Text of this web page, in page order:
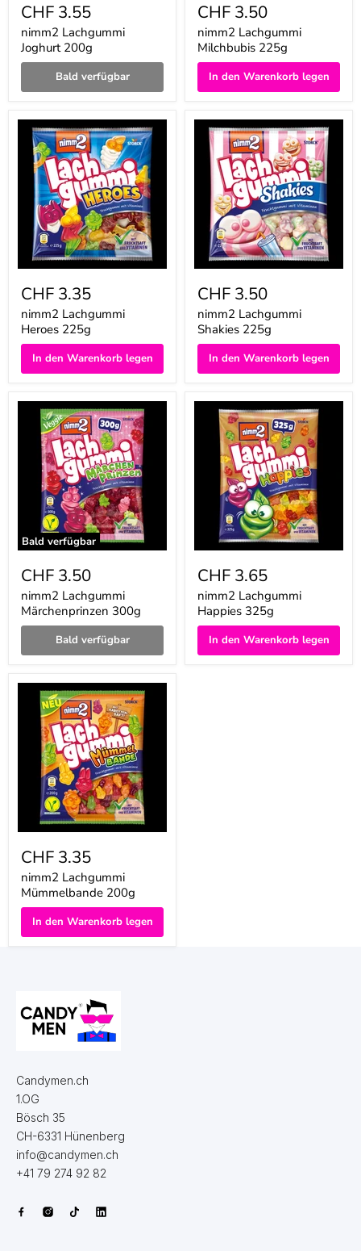
CHF 3.55
nimm2 Lachgummi
Joghurt 200g
Bald verfügbar
CHF 3.50
nimm2 Lachgummi
Milchbubis 225g
In den Warenkorb legen
nimm2
Lachgummi
Heroes
225g
CHF 3.35
nimm2 Lachgummi
Heroes 225g
In den Warenkorb legen
nimm2
Lachgummi
Shakies
225g
CHF 3.50
nimm2 Lachgummi
Shakies 225g
In den Warenkorb legen
Bald verfügbar
nimm2
Lachgummi
Märchenprinzen
300g
CHF 3.50
nimm2 Lachgummi
Märchenprinzen 300g
Bald verfügbar
nimm2
Lachgummi
Happies
CHF 3.65
nimm2 Lachgummi
Happies 325g
In den Warenkorb legen
nimm2
Lachgummi
Mümmelbande
200g
CHF 3.35
nimm2 Lachgummi
Mümmelbande 200g
In den Warenkorb legen
Candymen.ch
1.OG
Bösch 35
CH-6331 Hünenberg
info@candymen.ch
+41 79 274 92 82